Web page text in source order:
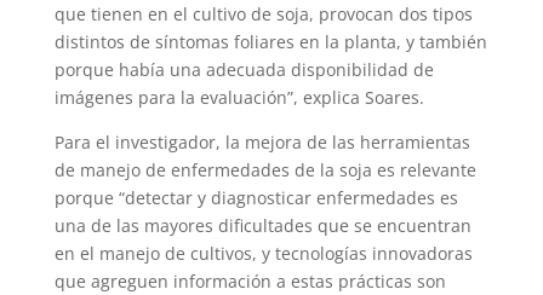
que tienen en el cultivo de soja, provocan dos tipos
distintos de síntomas foliares en la planta, y también
porque había una adecuada disponibilidad de
imágenes para la evaluación”, explica Soares.
Para el investigador, la mejora de las herramientas
de manejo de enfermedades de la soja es relevante
porque “detectar y diagnosticar enfermedades es
una de las mayores dificultades que se encuentran
en el manejo de cultivos, y tecnologías innovadoras
que agreguen información a estas prácticas son